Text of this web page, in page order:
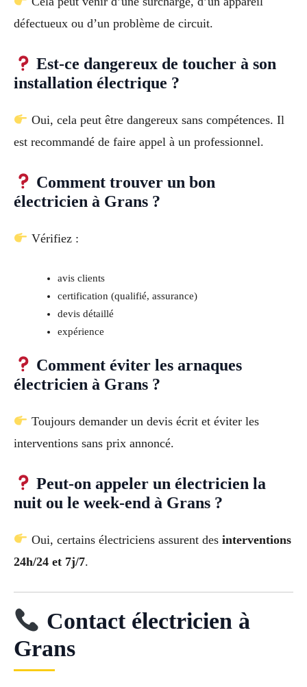
défectueux ou d’un problème de circuit.
Est-ce dangereux de toucher à son
installation électrique ?
Oui, cela peut être dangereux sans compétences. Il
est recommandé de faire appel à un professionnel.
Comment trouver un bon
électricien à Grans ?
Vérifiez :
avis clients
certification (qualifié, assurance)
devis détaillé
expérience
Comment éviter les arnaques
électricien à Grans ?
Toujours demander un devis écrit et éviter les
interventions sans prix annoncé.
Peut-on appeler un électricien la
nuit ou le week-end à Grans ?
Oui, certains électriciens assurent des interventions
24h/24 et 7j/7.
Contact électricien à
Grans